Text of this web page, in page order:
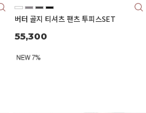
버터 골지 티셔츠 팬츠 투피스SET
55,300